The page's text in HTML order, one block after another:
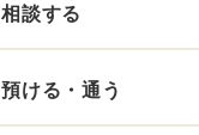
相談する
預ける・通う